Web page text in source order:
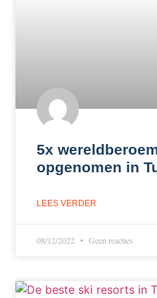
5x
opgenomen in
LEES VERDER
08/12/2022 Geen reacties